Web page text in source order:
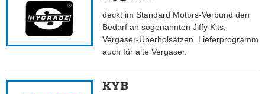
deckt im Standard Motors-Verbund den
Bedarf an sogenannten Jiffy Kits,
Vergaser-Überholsätzen. Lieferprogramm
auch für alte Vergaser.
KYB